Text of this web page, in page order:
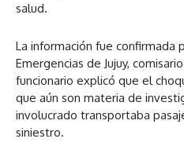
salud.
La información fue confirmada
Emergencias de Jujuy,
funcionario explicó que el
que aún son materia de
involucrado transportaba
siniestro.